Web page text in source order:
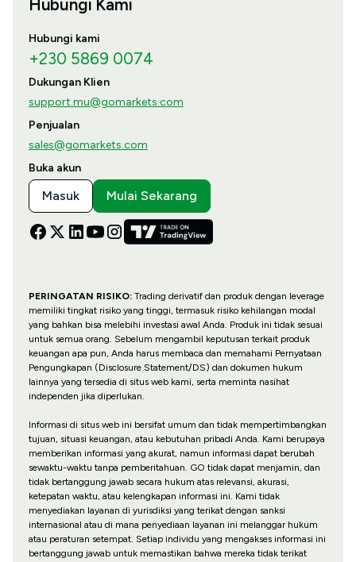
Hubungi Kami
Hubungi kami
+230 5869 0074
Dukungan Klien
support.mu@gomarkets.com
Penjualan
sales@gomarkets.com
Buka akun
Masuk Mulai Sekarang
PERINGATAN RISIKO:Trading derivatif dan produk dengan leverage
memiliki tingkat risiko yang tinggi, termasuk risiko kehilangan modal
yang bahkan bisa melebihi investasi awal Anda. Produk ini tidak sesuai
untuk semua orang. Sebelum mengambil keputusan terkait produk
keuangan apa pun, Anda harus membaca dan memahami Pernyataan
Pengungkapan (Disclosure Statement/DS) dan dokumen hukum
lainnya yang tersedia di situs web kami, serta meminta nasihat
independen jika diperlukan.
Informasi di situs web ini bersifat umum dan tidak mempertimbangkan
tujuan, situasi keuangan, atau kebutuhan pribadi Anda. Kami berupaya
memberikan informasi yang akurat, namun informasi dapat berubah
sewaktu-waktu tanpa pemberitahuan. GO tidak dapat menjamin, dan
tidak bertanggung jawab secara hukum atas relevansi, akurasi,
ketepatan waktu, atau kelengkapan informasi ini. Kami tidak
menyediakan layanan di yurisdiksi yang terikat dengan sanksi
internasional atau di mana penyediaan layanan ini melanggar hukum
atau peraturan setempat. Setiap individu yang mengakses informasi ini
bertanggung jawab untuk memastikan bahwa mereka tidak terikat